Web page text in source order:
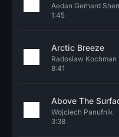
Aedan Gerhard
1:45
Arctic Breeze
Radoslaw Kochman
8:41
Above The
Wojciech Panufnik
3:38